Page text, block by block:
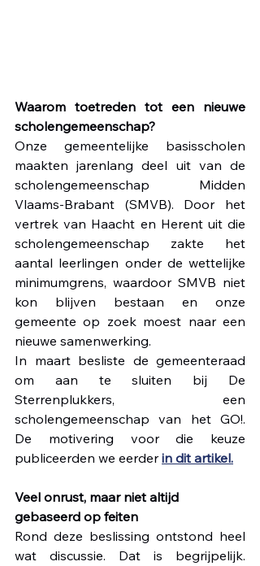
Waarom toetreden tot een nieuwe
scholengemeenschap?
Onze gemeentelijke basisscholen
maakten jarenlang deel uit van de
scholengemeenschap Midden
Vlaams-Brabant (SMVB). Door het
vertrek van Haacht en Herent uit die
scholengemeenschap zakte het
aantal leerlingen onder de wettelijke
minimumgrens, waardoor SMVB niet
kon blijven bestaan en onze
gemeente op zoek moest naar een
nieuwe samenwerking.
In maart besliste de gemeenteraad
om aan te sluiten bij De
Sterrenplukkers, een
scholengemeenschap van het GO!.
De motivering voor die keuze
publiceerden we eerder in dit artikel.
Veel onrust, maar niet altijd
gebaseerd op feiten
Rond deze beslissing ontstond heel
wat discussie. Dat is begrijpelijk.